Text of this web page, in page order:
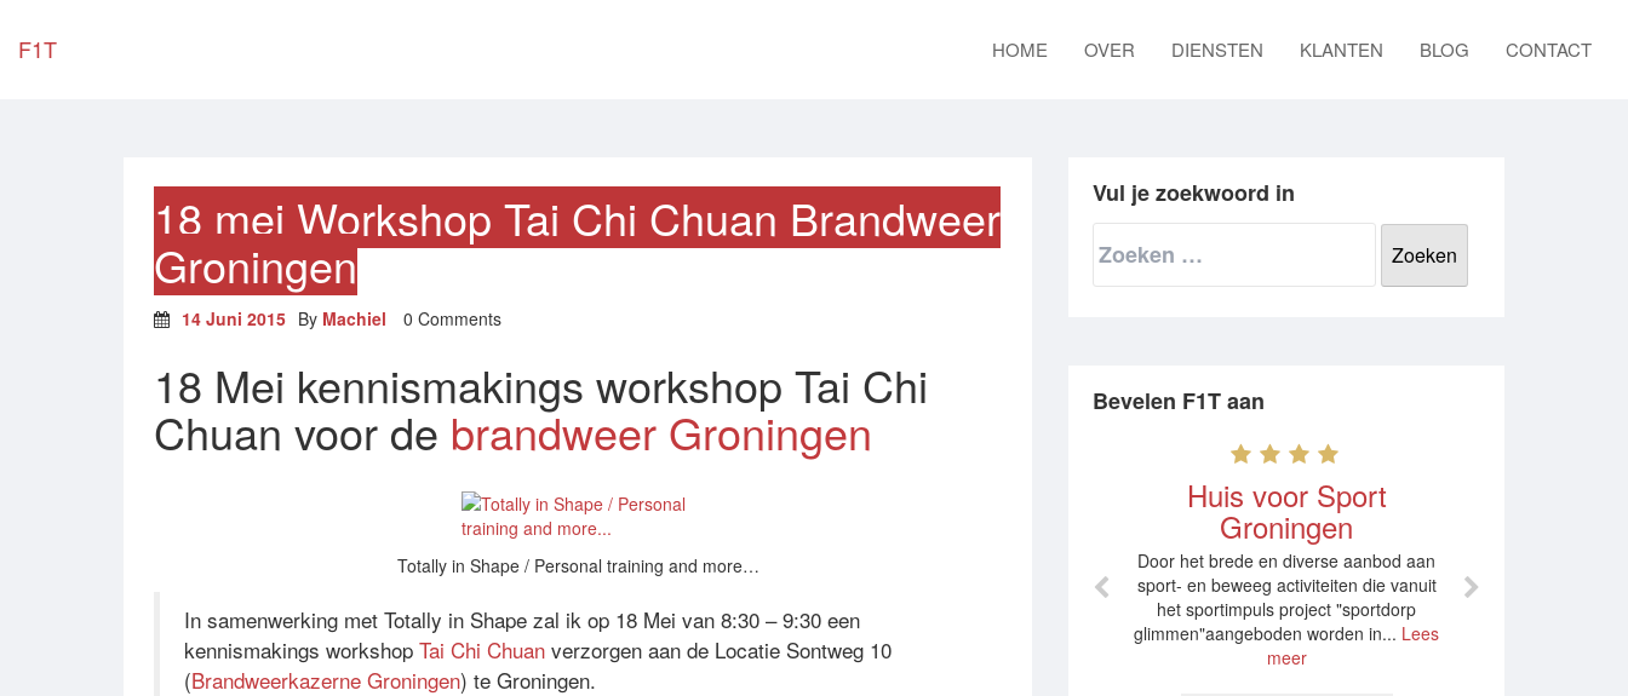
F1T HOME OVER DIENSTEN KLANTEN BLOG CONTACT
18 mei Workshop Tai Chi Chuan Brandweer
Groningen
14 Juni 2015 By Machiel 0 Comments
18 Mei kennismakings workshop Tai Chi
Chuan voor de brandweer Groningen
Totally in Shape / Personal training and more…
In samenwerking met Totally in Shape zal ik op 18 Mei van 8:30 – 9:30 een
kennismakings workshop Tai Chi Chuan verzorgen aan de Locatie Sontweg 10
(Brandweerkazerne Groningen) te Groningen.
Vul je zoekwoord in
naar:
Bevelen F1T aan
Huis voor Sport
Groningen
Door het brede en diverse aanbod aan
sport- en beweeg activiteiten die vanuit
het sportimpuls project "sportdorp
glimmen"aangeboden worden in... Lees
meer